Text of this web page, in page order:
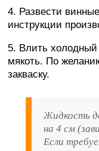
4. Развести
инструкции
5. Влить
мякоть. По
закваску.
Жидкость
на 4 см
Если